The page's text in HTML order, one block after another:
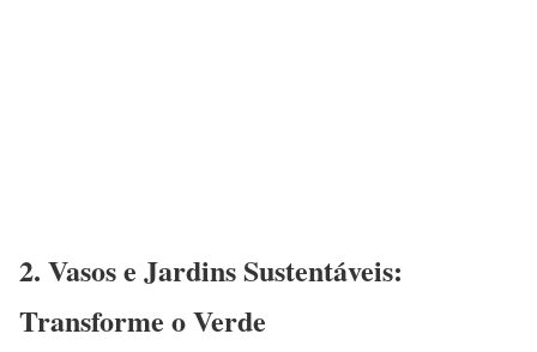
2. Vasos e Jardins Sustentáveis:
Transforme o Verde